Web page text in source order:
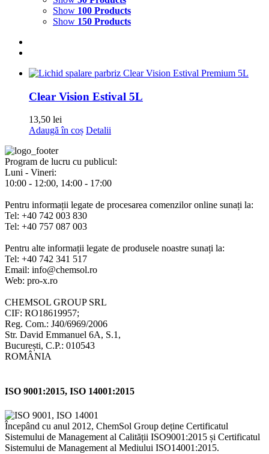
Show 100 Products
Show 150 Products
Clear Vision Estival 5L
13,50 lei
Adaugă în coș Detalii
Program de lucru cu publicul:
Luni - Vineri:
10:00 - 12:00, 14:00 - 17:00
Pentru informații legate de procesarea comenzilor online sunați la:
Tel: +40 742 003 830
Tel: +40 757 087 003
Pentru alte informații legate de produsele noastre sunați la:
Tel: +40 742 341 517
Email: info@chemsol.ro
Web: pro-x.ro
CHEMSOL GROUP SRL
CIF: RO18619957;
Reg. Com.: J40/6969/2006
Str. David Emmanuel 6A, S.1,
București, C.P.: 010543
ROMÂNIA
ISO 9001:2015, ISO 14001:2015
Începând cu anul 2012, ChemSol Group deține Certificatul
Sistemului de Management al Calității ISO9001:2015 și Certificatul
Sistemului de Management al Mediului ISO14001:2015.